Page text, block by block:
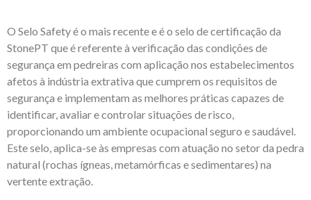
O Selo Safety é o mais recente e é o selo de certificação da
StonePT que é referente à verificação das condições de
segurança em pedreiras com aplicação nos estabelecimentos
afetos à indústria extrativa que cumprem os requisitos de
segurança e implementam as melhores práticas capazes de
identificar, avaliar e controlar situações de risco,
proporcionando um ambiente ocupacional seguro e saudável.
Este selo, aplica-se às empresas com atuação no setor da pedra
natural (rochas ígneas, metamórficas e sedimentares) na
vertente extração.